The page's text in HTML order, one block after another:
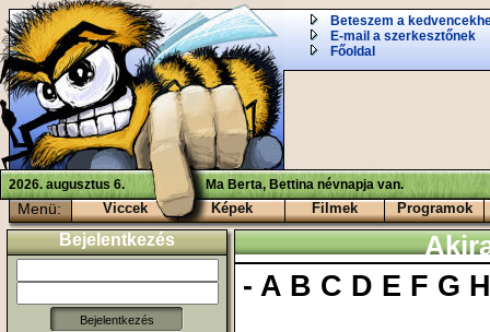
Beteszem a
E-mail a szerkesztőnek
Főoldal
2026. augusztus 6. Ma Berta, Bettina névnapja van.
Menü: Viccek Képek Filmek Programok
Bejelentkezés
-A B C D E F G